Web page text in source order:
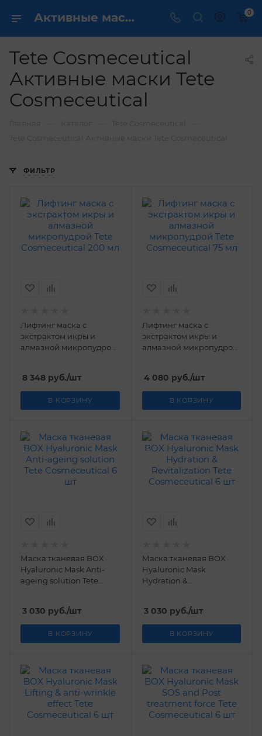
Активные маски Tete Cosmeceutical Tete Cosmeceutical купить недорого в Москве в интернет магазине Dermcare ✔️ 0
Tete Cosmeceutical
Активные маски Tete
Cosmeceutical
ФИЛЬТР
Лифтинг маска с
экстрактом икры и
алмазной микропудрой
8 348 руб./шт
В КОРЗИНУ
Лифтинг маска с
экстрактом икры и
алмазной микропудрой
4 080 руб./шт
В КОРЗИНУ
Маска тканевая BOX
Hyaluronic Mask Anti-
ageing solution Tetе
3 030 руб./шт
В КОРЗИНУ
Маска тканевая BOX
Hyaluronic Mask
Hydration &
3 030 руб./шт
В КОРЗИНУ